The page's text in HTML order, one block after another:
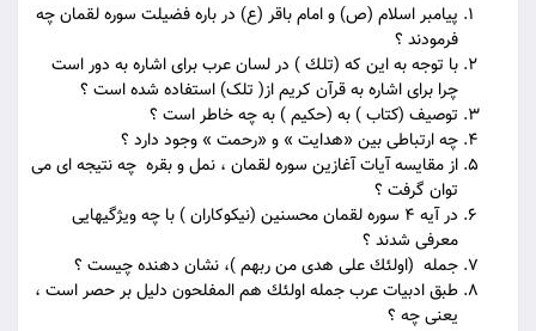
پیامبر اسلام (ص) و امام باقر (ع) در باره فضیلت سوره لقمان چه
فرمودند ؟
با توجه به این که (تلك ) در لسان عرب براى اشاره به دور است
چرا برای اشاره به قرآن کریم از( تلک) استفاده شده است ؟
توصيف (كتاب ) به (حكيم ) به چه خاطر است ؟
چه ارتباطی بین «هدایت » و «رحمت » وجود دارد ؟
از مقایسه آیات آغازین سوره لقمان ، نمل و بقره چه نتیجه ای می
توان گرفت ؟
در آیه 4 سوره لقمان محسنین (نیکوکاران ) با چه ویژگیهایی
معرفی شدند ؟
جمله (اولئك على هدى من ربهم )، نشان دهنده چیست ؟
طبق ادبيات عرب جمله اولئك هم المفلحون دليل بر حصر است ،
یعنی چه ؟